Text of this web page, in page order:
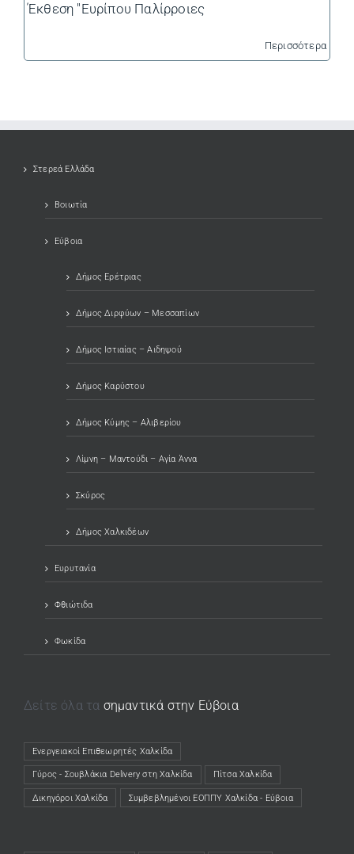
Έκθεση "Ευρίπου Παλίρροιες
Περισσότερα
Στερεά Ελλάδα
Βοιωτία
Εύβοια
Δήμος Ερέτριας
Δήμος Διρφύων – Μεσσαπίων
Δήμος Ιστιαίας – Αιδηψού
Δήμος Καρύστου
Δήμος Κύμης – Αλιβερίου
Λίμνη – Μαντούδι – Αγία Άννα
Σκύρος
Δήμος Χαλκιδέων
Ευρυτανία
Φθιώτιδα
Φωκίδα
Δείτε όλα τα σημαντικά στην Εύβοια
Ενεργειακοί Επιθεωρητές Χαλκίδα
(opens in a new tab)
Γύρος - Σουβλάκια Delivery στη Χαλκίδα
(opens in a new tab) Πίτσα Χαλκίδα
(opens in a new tab)
Δικηγόροι Χαλκίδα
(opens in a new tab) Συμβεβλημένοι ΕΟΠΠΥ Χαλκίδα - Εύβοια
(opens in a new tab)